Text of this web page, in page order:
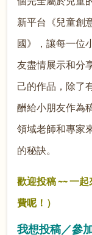
新平台《兒童創
國》，讓每一位
友盡情展示和分
己的作品，除了
酬給小朋友作為
領域老師和專家
的秘訣。
歡迎投稿 ~~ 一
費呢！）
我想投稿／